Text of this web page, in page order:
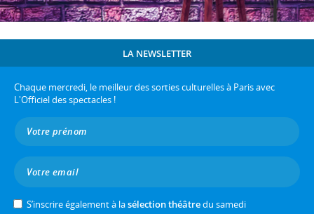
LA NEWSLETTER
Chaque mercredi, le meilleur des sorties culturelles à Paris avec
L'Officiel des spectacles !
S’inscrire également à lasélection théâtredu samedi